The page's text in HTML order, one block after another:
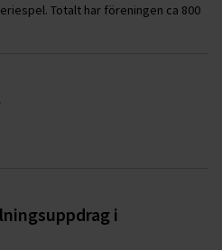
Totalt har föreningen ca 800
i